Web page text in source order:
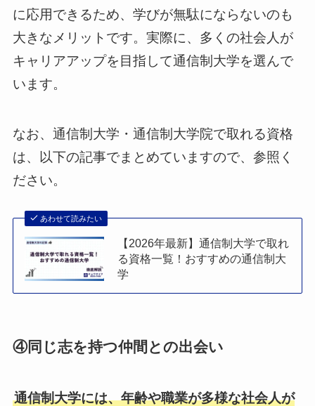
に応用できるため、学びが無駄にならないのも
大きなメリットです。実際に、多くの社会人が
キャリアアップを目指して通信制大学を選んで
います。
なお、通信制大学・通信制大学院で取れる資格
は、以下の記事でまとめていますので、参照く
ださい。
あわせて読みたい
【2026年最新】通信制大学で取れ
る資格一覧！おすすめの通信制大
学
④同じ志を持つ仲間との出会い
通信制大学には、年齢や職業が多様な社会人が